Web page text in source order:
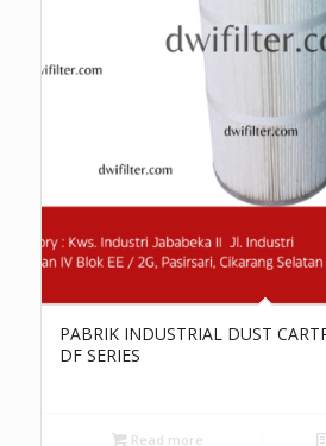
PABRIK INDUSTRIAL DUST
DF SERIES
Read more